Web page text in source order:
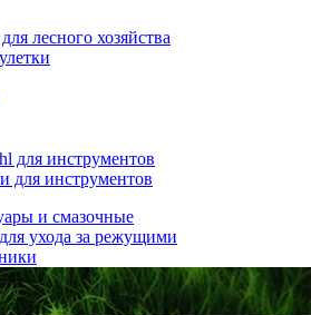
лесного хозяйства
для инструментов
для инструментов
и смазочные
ухода за режущими